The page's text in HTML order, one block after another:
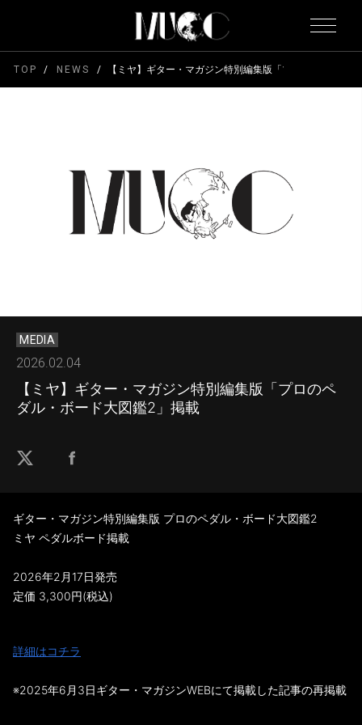
TOP NEWS 【ミヤ】ギター・マガジン特別編集版「プロのペダル・
MEDIA
2026.02.04
【ミヤ】ギター・マガジン特別編集版「プロのペ
ダル・ボード大図鑑2」掲載
ギター・マガジン特別編集版 プロのペダル・ボード大図鑑2
ミヤ ペダルボード掲載
2026年2月17日発売
定価 3,300円(税込)
詳細はコチラ
※2025年6月3日ギター・マガジンWEBにて掲載した記事の再掲載